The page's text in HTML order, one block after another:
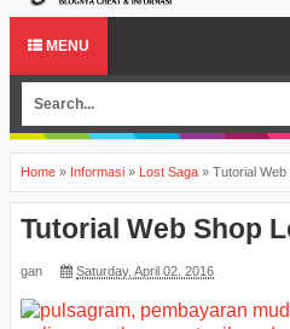
MENU
Home » Informasi » Lost Saga » Tutorial
Tutorial Web Shop
gan Saturday, April 02, 2016